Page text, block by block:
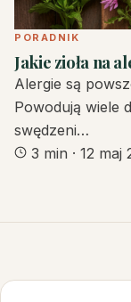
PORADNIK
Jakie zioła na
Alergie są
Powodują wiele
swędzeni…
3 min · 12 maj